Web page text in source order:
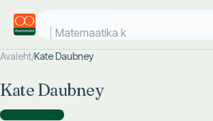
Matemaatika ko
Avaleht/Kate Daubney
Kate Daubney
Illustraatorina )